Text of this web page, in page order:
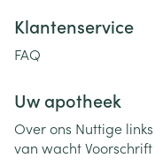
Klantenservice
FAQ
Uw apotheek
Over ons Nuttige links
van wachtVoorschrift